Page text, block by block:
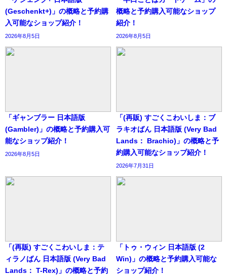
(Geschenkt+)」の概略と予約購
入可能なショップ紹介！
2026年8月5日
概略と予約購入可能なショップ
紹介！
2026年8月5日
「ギャンブラー 日本語版
(Gambler)」の概略と予約購入可
能なショップ紹介！
2026年8月5日
「(再販) すごくこわいしま：ブ
ラキオばん 日本語版 (Very Bad
Lands： Brachio)」の概略と予
約購入可能なショップ紹介！
2026年7月31日
「(再販) すごくこわいしま：テ
ィラノばん 日本語版 (Very Bad
Lands： T-Rex)」の概略と予約
「トゥ・ウィン 日本語版 (2
Win)」の概略と予約購入可能な
ショップ紹介！